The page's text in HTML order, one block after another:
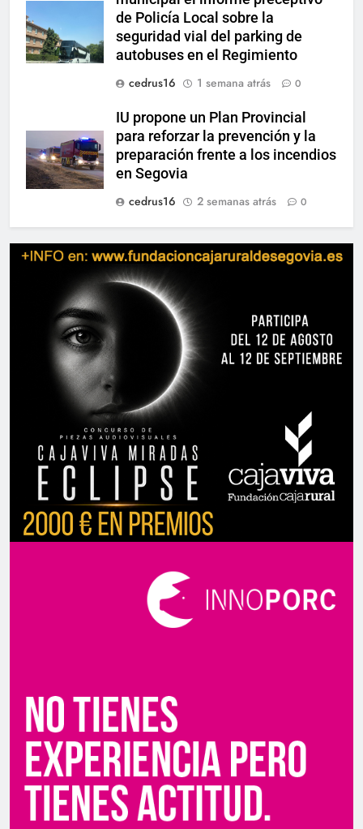
de Policía Local sobre la
seguridad vial del parking de
autobuses en el Regimiento
cedrus16
1 semana atrás 0
IU propone un Plan Provincial
para reforzar la prevención y la
preparación frente a los incendios
en Segovia
cedrus16
2 semanas atrás 0